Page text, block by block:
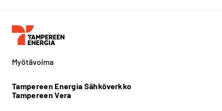
Myötävoima
Tampereen Energia Sähköverkko
Tampereen Vera